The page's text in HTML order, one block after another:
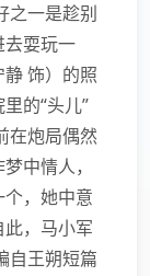
之一是趁别
去耍玩一
饰）的照
的“头儿”
在炮局偶然
中情人，
，她中意
，马小军
自王朔短篇